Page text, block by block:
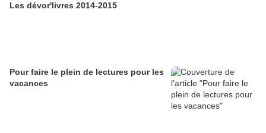
Les dévor'livres 2014-2015
Pour faire le plein de lectures pour les
vacances